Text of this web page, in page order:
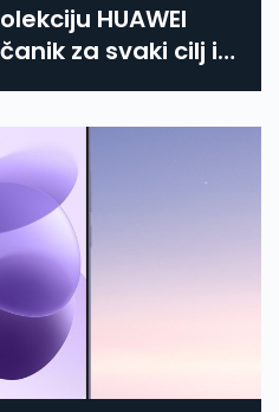
HUAWEI
za svaki cilj i